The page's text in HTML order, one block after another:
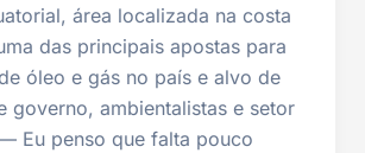
área localizada na costa
das principais apostas para
óleo e gás no país e alvo de
governo, ambientalistas e setor
Eu penso que falta pouco